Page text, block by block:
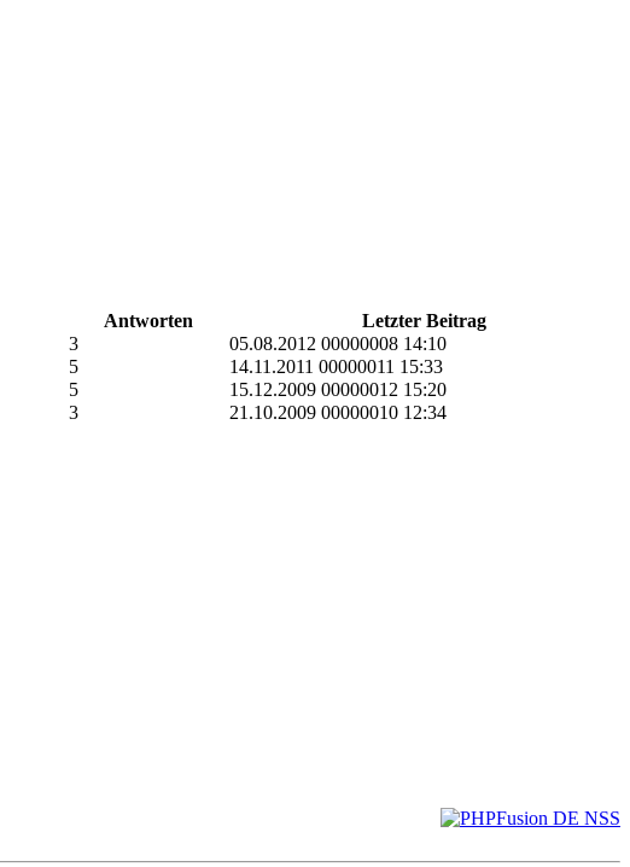
Antworten
Letzter Beitrag
3
05.08.2012 00000008 14:10
5
14.11.2011 00000011 15:33
5
15.12.2009 00000012 15:20
3 21.10.2009 00000010 12:34